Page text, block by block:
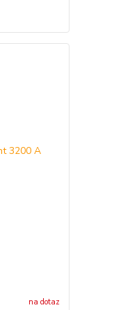
na dotaz